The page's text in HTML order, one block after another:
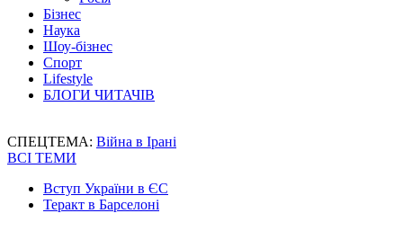
Бізнес
Наука
Шоу-бізнес
Спорт
Lifestyle
БЛОГИ ЧИТАЧІВ
СПЕЦТЕМА: Війна в Ірані
ВСІ ТЕМИ
Вступ України в ЄС
Теракт в Барселоні